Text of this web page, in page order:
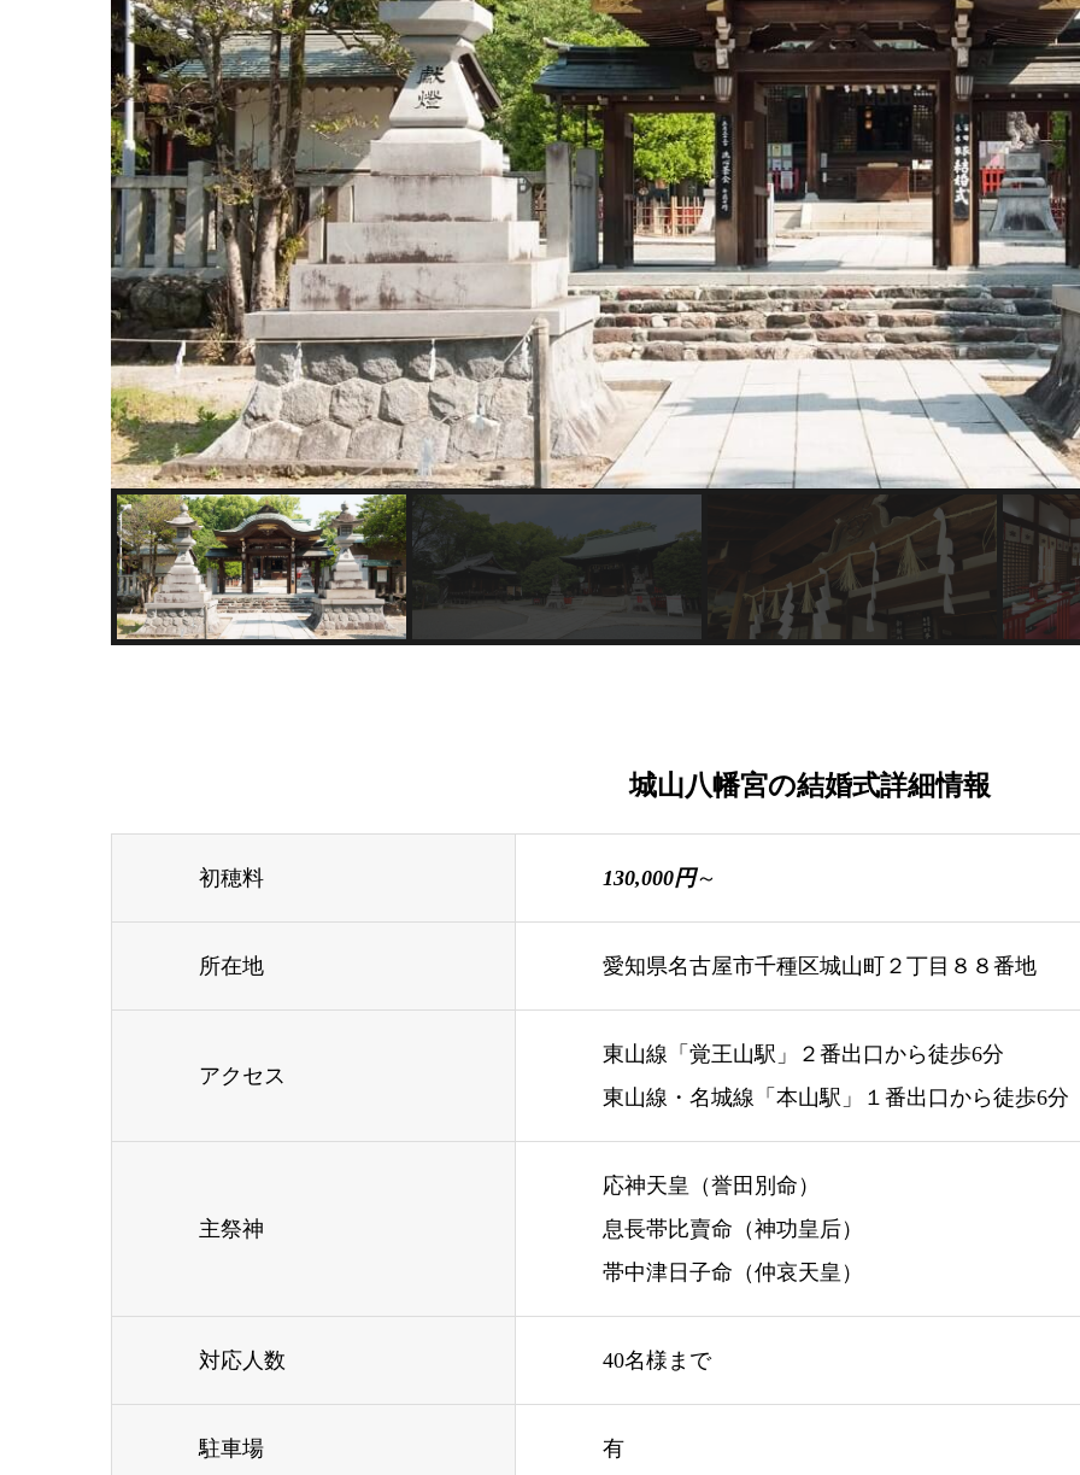
城山八幡宮の結婚式詳細情報
初穂料 130,000円～
所在地 愛知県名古屋市千種区城山町２丁目８８番地
アクセス
東山線「覚王山駅」２番出口から徒歩6分
東山線・名城線「本山駅」１番出口から徒歩6分
主祭神
応神天皇（誉田別命）
息長帯比賣命（神功皇后）
帯中津日子命（仲哀天皇）
対応人数 40名様まで
駐車場 有